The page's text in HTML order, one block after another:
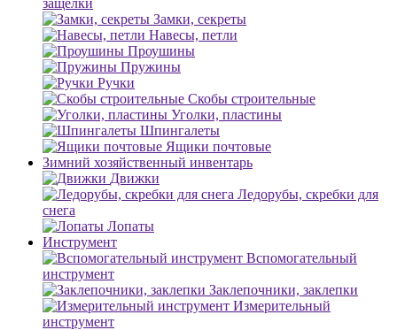
защелки
Замки, секреты
Навесы, петли
Проушины
Пружины
Ручки
Скобы строительные
Уголки, пластины
Шпингалеты
Ящики почтовые
Зимний хозяйственный инвентарь
Движки
Ледорубы, скребки для
снега
Лопаты
Инструмент
Вспомогательный
инструмент
Заклепочники, заклепки
Измерительный
инструмент